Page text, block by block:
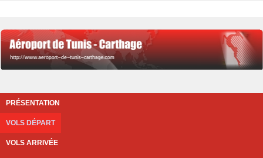
PRÉSENTATION
VOLS DÉPART
VOLS ARRIVÉE